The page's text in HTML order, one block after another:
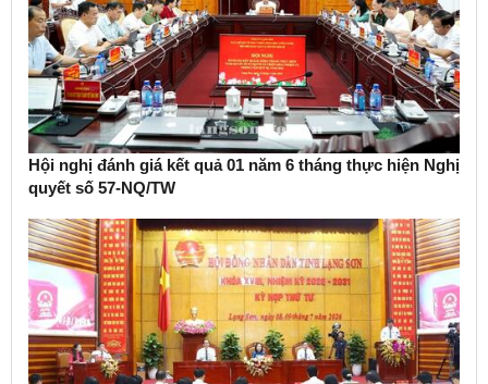
Hội nghị đánh giá kết quả 01 năm 6 tháng thực hiện Nghị
quyết số 57-NQ/TW